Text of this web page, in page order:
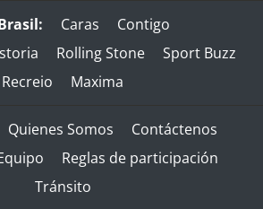
Caras
Contigo
Rolling Stone
Sport Buzz
Recreio
Maxima
Quienes Somos
Contáctenos
Reglas de participación
Tránsito